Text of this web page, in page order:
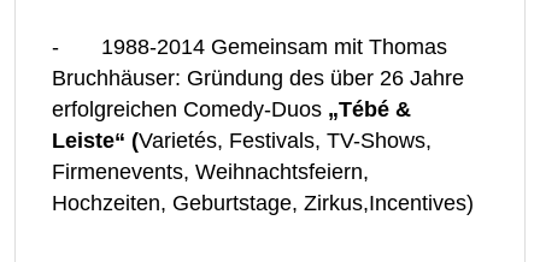
- 1988-2014 Gemeinsam mit Thomas
Bruchhäuser: Gründung des über 26 Jahre
erfolgreichen Comedy-Duos „Tébé &
Leiste“ (Varietés, Festivals, TV-Shows,
Firmenevents, Weihnachtsfeiern,
Hochzeiten, Geburtstage, Zirkus,Incentives)